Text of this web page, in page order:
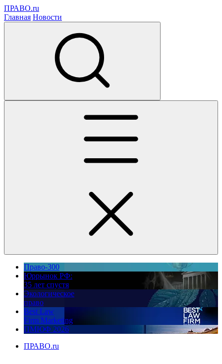
ПРАВО.ru
Главная Новости
Право-300
Юррынок РФ:
35 лет спустя
Экологическое
право
Best Law
Firm Marketing
ПМЮФ 2026
ПРАВО.ru